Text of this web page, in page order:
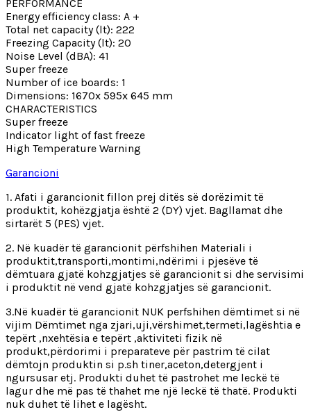
PERFORMANCE
Energy efficiency class: A +
Total net capacity (lt): 222
Freezing Capacity (lt): 20
Noise Level (dBA): 41
Super freeze
Number of ice boards: 1
Dimensions: 1670x 595x 645 mm
CHARACTERISTICS
Super freeze
Indicator light of fast freeze
High Temperature Warning
Garancioni
1. Afati i garancionit fillon prej ditës së dorëzimit të
produktit, kohëzgjatja është 2 (DY) vjet. Bagllamat dhe
sirtarët 5 (PES) vjet.
2. Në kuadër të garancionit përfshihen Materiali i
produktit,transporti,montimi,ndërimi i pjesëve të
dëmtuara gjatë kohzgjatjes së garancionit si dhe servisimi
i produktit në vend gjatë kohzgjatjes së garancionit.
3.Në kuadër të garancionit NUK perfshihen dëmtimet si në
vijim Dëmtimet nga zjari,uji,vërshimet,termeti,lagështia e
tepërt ,nxehtësia e tepërt ,aktiviteti fizik në
produkt,përdorimi i preparateve për pastrim të cilat
dëmtojn produktin si p.sh tiner,aceton,detergjent i
ngursusar etj. Produkti duhet të pastrohet me leckë të
lagur dhe më pas të thahet me një leckë të thatë. Produkti
nuk duhet të lihet e lagësht.